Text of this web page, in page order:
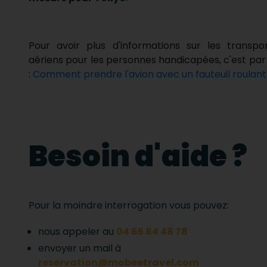
Pour avoir plus d'informations sur les
aériens pour les personnes handicapées, c'est par
: Comment prendre l'avion avec un fauteuil
Besoin d'aide ?
Pour la moindre interrogation vous pouvez:
nous appeler au 04 65 84 48 78
envoyer un mail à
reservation@mobeetravel.com